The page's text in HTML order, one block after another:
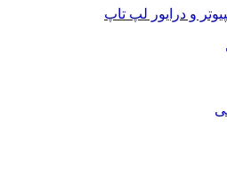
و درایور لپ تاپ